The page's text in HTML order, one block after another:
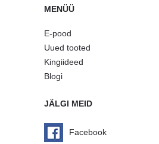
MENÜÜ
E-pood
Uued tooted
Kingiideed
Blogi
JÄLGI MEID
Facebook